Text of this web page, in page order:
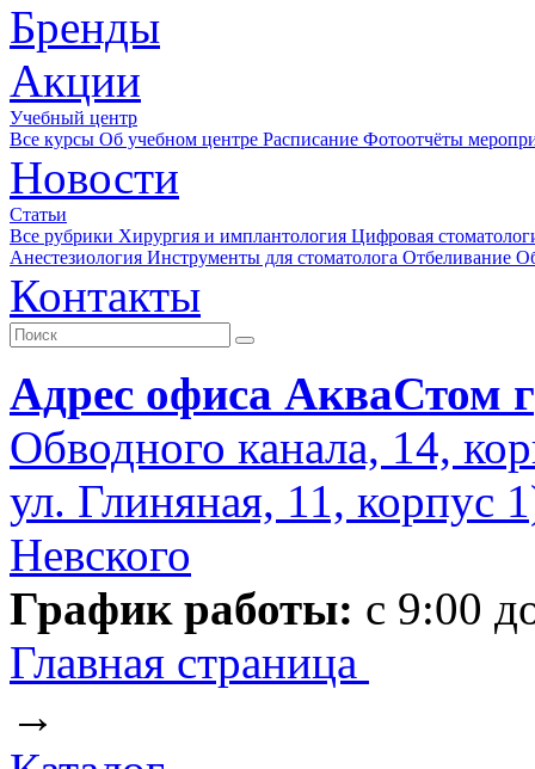
Бренды
Акции
Учебный центр
Все курсы Об учебном центре Расписание Фотоотчёты
Новости
Статьи
Все рубрики Хирургия и имплантология Цифровая
Анестезиология Инструменты для стоматолога Отбеливание
Контакты
Адрес офиса АкваСтом
Обводного канала, 14,
ул. Глиняная, 11, корпус
Невского
График работы: с 9:00
Главная страница
→